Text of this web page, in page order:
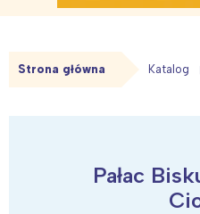
Strona główna Katalog
Pałac